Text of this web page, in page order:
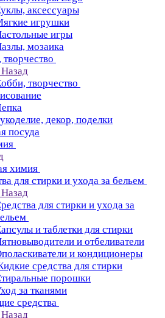
аксессуары
игрушки
игры
мозаика
Назад
творчество
декор, поделки
посуда
химия
для стирки и ухода за бельем
Назад
для стирки и ухода за
и таблетки для стирки
и отбеливатели
и кондиционеры
средства для стирки
порошки
за тканями
средства
Назад